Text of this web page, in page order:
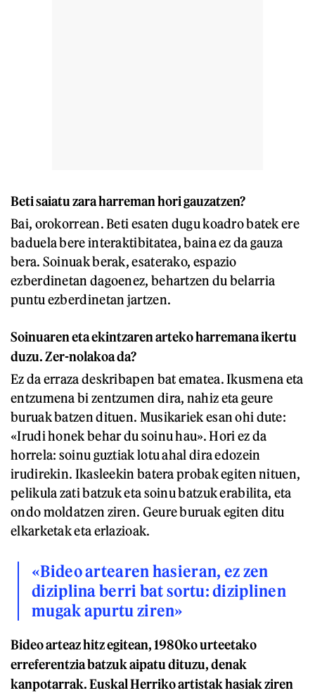
Beti saiatu zara harreman hori gauzatzen?
Bai, orokorrean. Beti esaten dugu koadro batek ere
baduela bere interaktibitatea, baina ez da gauza
bera. Soinuak berak, esaterako, espazio
ezberdinetan dagoenez, behartzen du belarria
puntu ezberdinetan jartzen.
Soinuaren eta ekintzaren arteko harremana ikertu
duzu. Zer-nolakoa da?
Ez da erraza deskribapen bat ematea. Ikusmena eta
entzumena bi zentzumen dira, nahiz eta geure
buruak batzen dituen. Musikariek esan ohi dute:
«Irudi honek behar du soinu hau». Hori ez da
horrela: soinu guztiak lotu ahal dira edozein
irudirekin. Ikasleekin batera probak egiten nituen,
pelikula zati batzuk eta soinu batzuk erabilita, eta
ondo moldatzen ziren. Geure buruak egiten ditu
elkarketak eta erlazioak.
«Bideo artearen hasieran, ez zen
diziplina berri bat sortu: diziplinen
mugak apurtu ziren»
Bideo arteaz hitz egitean, 1980ko urteetako
erreferentzia batzuk aipatu dituzu, denak
kanpotarrak. Euskal Herriko artistak hasiak ziren